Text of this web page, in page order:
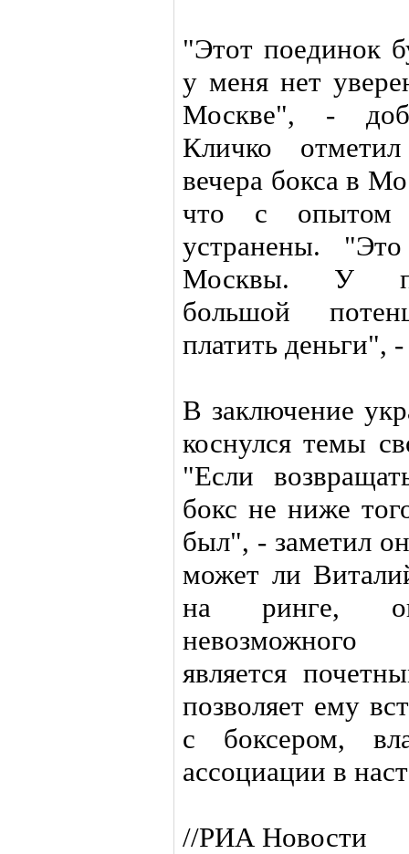
"Этот поединок
у меня нет
Москве", -
Кличко
вечера бокса в
что с опытом
устранены.
Москвы. У
большой
платить деньги",
В заключение
коснулся темы
"Если
бокс не ниже
был", - заметил
может ли
на ринге,
невозможного
является
позволяет ему
с боксером,
ассоциации в
//РИА Новости